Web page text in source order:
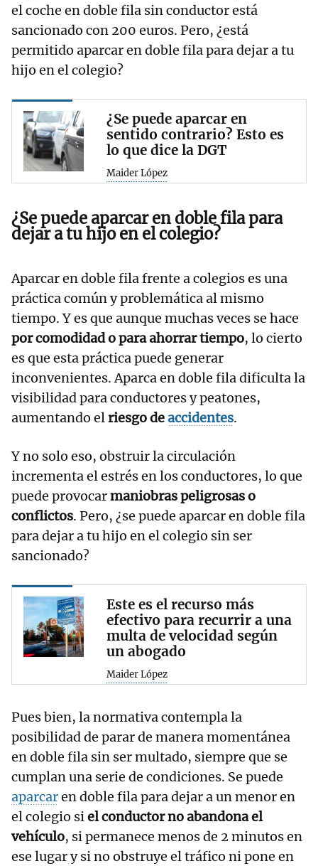
el coche en doble fila sin conductor está
sancionado con 200 euros. Pero, ¿está
permitido aparcar en doble fila para dejar a tu
hijo en el colegio?
¿Se puede aparcar en
sentido contrario? Esto es
lo que dice la DGT
Maider López
¿Se puede aparcar en doble fila para
dejar a tu hijo en el colegio?
Aparcar en doble fila frente a colegios es una
práctica común y problemática al mismo
tiempo. Y es que aunque muchas veces se hace
por comodidad o para ahorrar tiempo, lo cierto
es que esta práctica puede generar
inconvenientes. Aparca en doble fila dificulta la
visibilidad para conductores y peatones,
aumentando elriesgo deaccidentes.
Y no solo eso, obstruir la circulación
incrementa el estrés en los conductores, lo que
puede provocarmaniobras peligrosas o
conflictos. Pero, ¿se puede aparcar en doble fila
para dejar a tu hijo en el colegio sin ser
sancionado?
Este es el recurso más
efectivo para recurrir a una
multa de velocidad según
un abogado
Maider López
Pues bien, la normativa contempla la
posibilidad de parar de manera momentánea
en doble fila sin ser multado, siempre que se
cumplan una serie de condiciones. Se puede
aparcaren doble fila para dejar a un menor en
el colegio siel conductor no abandona el
vehículo, si permanece menos de 2 minutos en
ese lugar y si no obstruye el tráfico ni pone en